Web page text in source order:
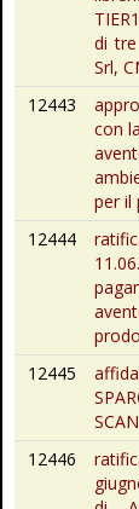
di tre
Srl,
12443
con
per il
12444
12445
12446